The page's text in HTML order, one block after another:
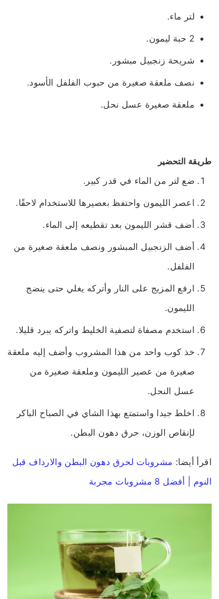
لتر ماء.
2 حبة ليمون.
شريحة زنجبيل مبشور.
نصف ملعقة صغيرة من حبوب الفلفل الأسود.
ملعقة صغيرة عسل نحل.
طريقة التحضير
ضع لتر من الماء في قدر كبير.
اعصر الليمون واحتفظ بعصيرها للاستخدام لاحقًا.
أضف قشر الليمون بعد تقطيعه إلى الماء.
أضف الزنجبيل المبشور ونصف ملعقة صغيرة من
الفلفل.
ارفع المزيج على النار وأتركه يغلي حتى ينضج
الليمون.
استخدم مصفاة لتصفية الخليط واتركه يبرد قليلا.
خذ كوب واحد من هذا المشروب وأضف إليه ملعقة
صغيرة من عصير الليمون وملعقة صغيرة من
عسل النحل.
اخلط جيدا واستمتع بهذا الشاي في الصباح الباكر
لإنقاص الوزن، حرق دهون البطن.
اقرأ أيضا: مشروبات لحرق دهون البطن والارداف قبل
النوم | أفضل 8 مشروبات مجربة